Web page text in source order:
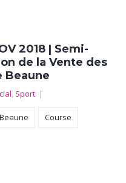
2018 | Semi-
de la Vente des
Beaune
, Sport |
Beaune Course